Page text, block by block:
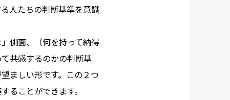
人たちの判断基準を意識
側面、（何を持って納得
共感するのかの判断基
ましい形です。この２つ
ることができます。